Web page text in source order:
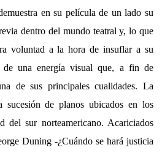
en su película de un lado su
dentro del mundo teatral y, lo que
voluntad a la hora de insuflar a su
de una energía visual que, a fin de
de sus principales cualidades. La
de planos ubicados en los
del sur norteamericano. Acariciados
Duning -¿Cuándo se hará justicia